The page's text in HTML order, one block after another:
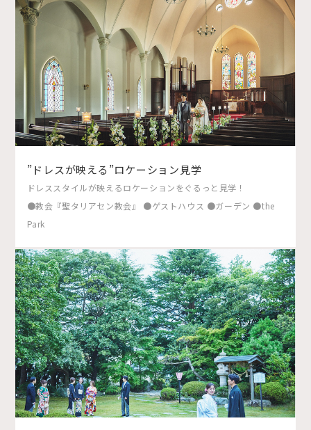
”ドレスが映える”ロケーション見学
ドレススタイルが映えるロケーションをぐるっと見学！
●教会『聖タリアセン教会』 ●ゲストハウス ●ガーデン ●the
Park